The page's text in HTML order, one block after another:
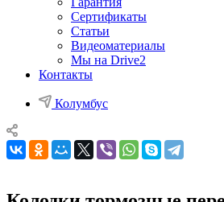
Сертификаты
Статьи
Видеоматериалы
Мы на Drive2
Контакты
Колумбус